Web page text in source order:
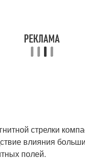
стрелки
влияния
полей.